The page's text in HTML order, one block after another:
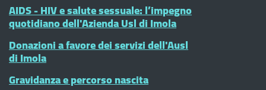
AIDS - HIV e salute sessuale: l’impegno
quotidiano dell'Azienda Usl di Imola
Donazioni a favore dei servizi dell'Ausl
di Imola
Gravidanza e percorso nascita